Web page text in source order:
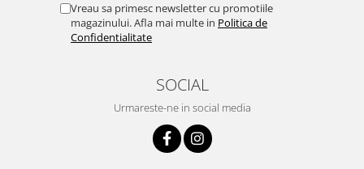
Vreau sa primesc newsletter cu promotiile
magazinului. Afla mai multe in Politica de
Confidentialitate
SOCIAL
Urmareste-ne in social media